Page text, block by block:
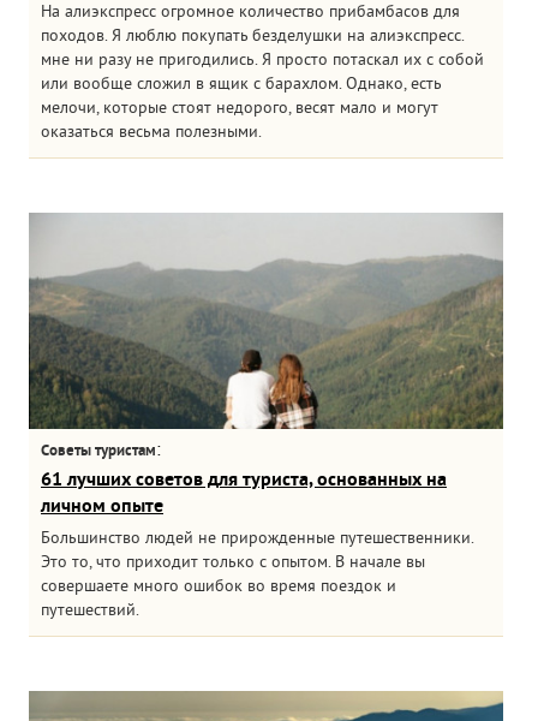
На алиэкспресс огромное количество прибамбасов для
походов. Я люблю покупать безделушки на алиэкспресс.
мне ни разу не пригодились. Я просто потаскал их с собой
или вообще сложил в ящик с барахлом. Однако, есть
мелочи, которые стоят недорого, весят мало и могут
оказаться весьма полезными.
Советы туристам:
61 лучших советов для туриста, основанных на
личном опыте
Большинство людей не прирожденные путешественники.
Это то, что приходит только с опытом. В начале вы
совершаете много ошибок во время поездок и
путешествий.